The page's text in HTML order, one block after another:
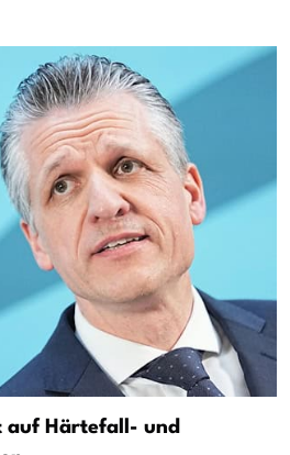
auf Härtefall- und